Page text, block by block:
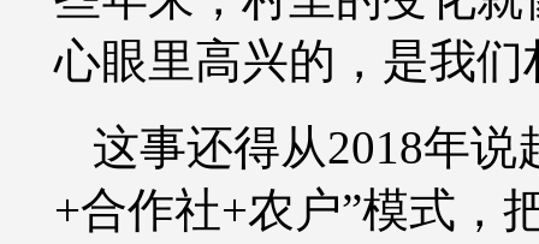
心眼里高兴的，是我
这事还得从2018年说
+合作社+农户”模式，